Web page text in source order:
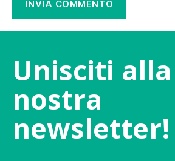
Unisciti alla
nostra
newsletter!